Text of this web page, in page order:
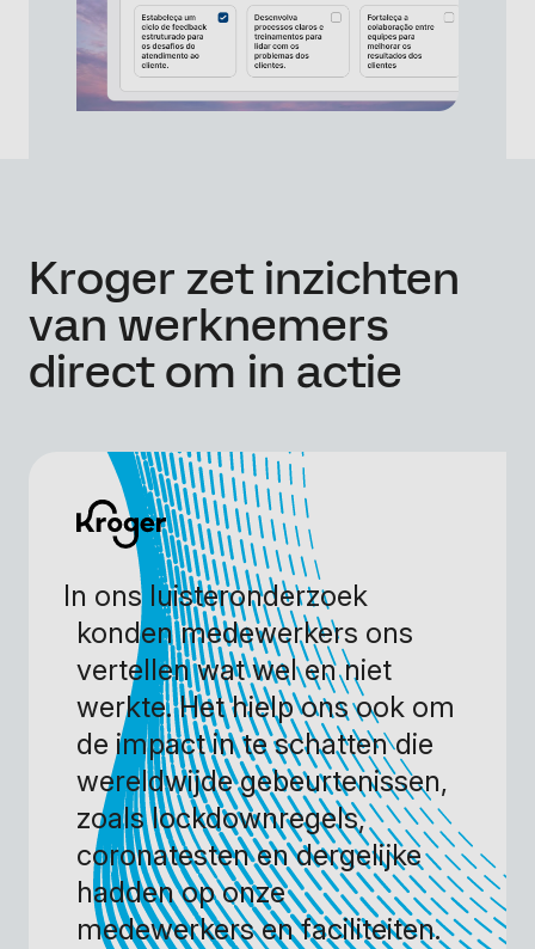
Kroger zet inzichten
van werknemers
direct om in actie
In ons luisteronderzoek
konden medewerkers ons
vertellen wat wel en niet
werkte. Het hielp ons ook om
de impact in te schatten die
wereldwijde gebeurtenissen,
zoals lockdownregels,
coronatesten en dergelijke
hadden op onze
medewerkers en faciliteiten.